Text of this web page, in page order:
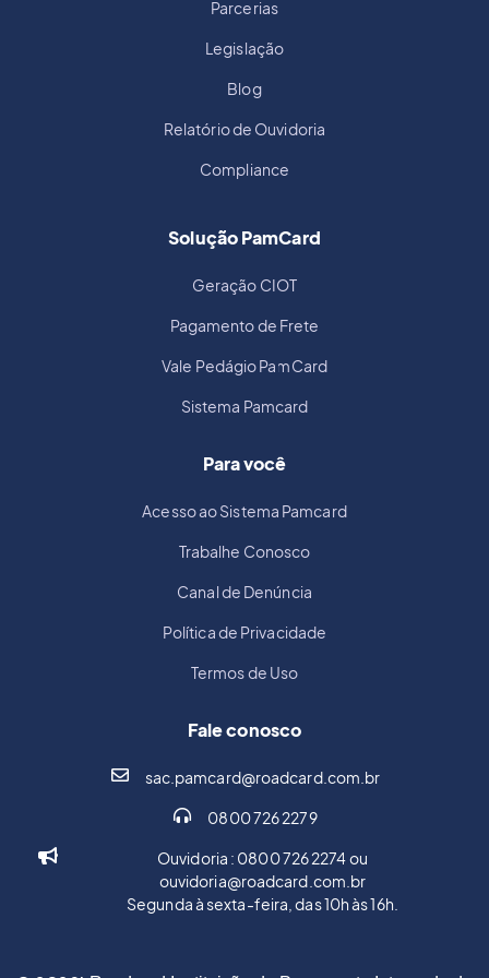
Parcerias
Legislação
Blog
Relatório de Ouvidoria
Compliance
Solução PamCard
Geração CIOT
Pagamento de Frete
Vale Pedágio PamCard
Sistema Pamcard
Para você
Acesso ao Sistema Pamcard
Trabalhe Conosco
Canal de Denúncia
Política de Privacidade
Termos de Uso
Fale conosco
sac.pamcard@roadcard.com.br
0800 726 2279
Ouvidoria : 0800 726 2274 ou
ouvidoria@roadcard.com.br
Segunda à sexta-feira, das 10h às 16h.